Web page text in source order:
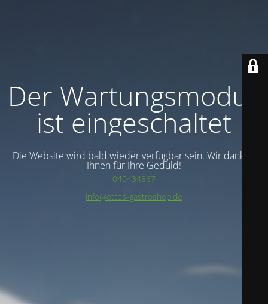
Der Wartungsmodus
ist eingeschaltet
Die Website wird bald wieder verfügbar sein. Wir danken
Ihnen für Ihre Geduld!
040434867
info@ottos-gastroshop.de